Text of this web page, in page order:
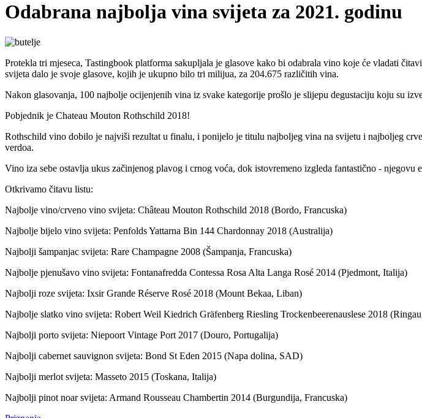
Odabrana najbolja vina svijeta za 2021. godinu
Protekla tri mjeseca, Tastingbook platforma sakupljala je glasove kako bi odabrala vino koje će vladati
svijeta dalo je svoje glasove, kojih je ukupno bilo tri milijua, za 204.675 različitih vina.
Nakon glasovanja, 100 najbolje ocijenjenih vina iz svake kategorije prošlo je slijepu degustaciju koju su
Pobjednik je Chateau Mouton Rothschild 2018!
Rothschild vino dobilo je najviši rezultat u finalu, i ponijelo je titulu najboljeg vina na svijetu i najboljeg
verdoa.
Vino iza sebe ostavlja ukus začinjenog plavog i crnog voća, dok istovremeno izgleda fantastično -
Otkrivamo čitavu listu:
Najbolje vino/crveno vino svijeta: Château Mouton Rothschild 2018 (Bordo, Francuska)
Najbolje bijelo vino svijeta: Penfolds Yattarna Bin 144 Chardonnay 2018 (Australija)
Najbolji šampanjac svijeta: Rare Champagne 2008 (Šampanja, Francuska)
Najbolje pjenušavo vino svijeta: Fontanafredda Contessa Rosa Alta Langa Rosé 2014 (Pjedmont, Italija)
Najbolji roze svijeta: Ixsir Grande Réserve Rosé 2018 (Mount Bekaa, Liban)
Najbolje slatko vino svijeta: Robert Weil Kiedrich Gräfenberg Riesling Trockenbeerenauslese 2018
Najbolji porto svijeta: Niepoort Vintage Port 2017 (Douro, Portugalija)
Najbolji cabernet sauvignon svijeta: Bond St Eden 2015 (Napa dolina, SAD)
Najbolji merlot svijeta: Masseto 2015 (Toskana, Italija)
Najbolji pinot noar svijeta: Armand Rousseau Chambertin 2014 (Burgundija, Francuska)